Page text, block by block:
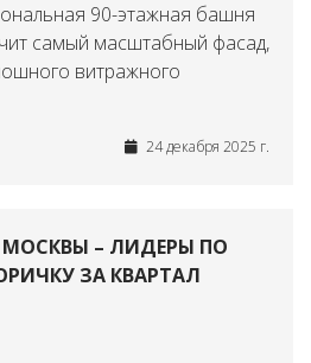
90-этажная башня
самый масштабный фасад,
витражного
24 декабря 2025 г.
– ЛИДЕРЫ ПО
ЗА КВАРТАЛ